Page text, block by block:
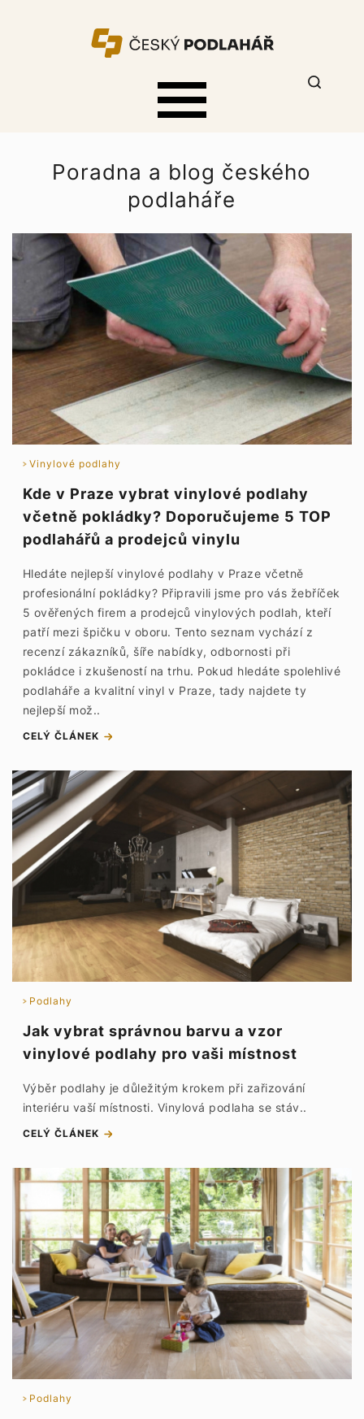
Poradna a blog českého
podlaháře
Vinylové podlahy
Kde v Praze vybrat vinylové podlahy
včetně pokládky? Doporučujeme 5 TOP
podlahářů a prodejců vinylu
Hledáte nejlepší vinylové podlahy v Praze včetně
profesionální pokládky? Připravili jsme pro vás žebříček
5 ověřených firem a prodejců vinylových podlah, kteří
patří mezi špičku v oboru. Tento seznam vychází z
recenzí zákazníků, šíře nabídky, odbornosti při
pokládce i zkušeností na trhu. Pokud hledáte spolehlivé
podlaháře a kvalitní vinyl v Praze, tady najdete ty
nejlepší mož..
CELÝ ČLÁNEK
Podlahy
Jak vybrat správnou barvu a vzor
vinylové podlahy pro vaši místnost
Výběr podlahy je důležitým krokem při zařizování
interiéru vaší místnosti. Vinylová podlaha se stáv..
CELÝ ČLÁNEK
Podlahy